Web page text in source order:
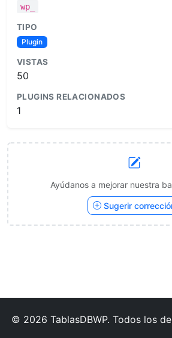
wp_
TIPO
Plugin
VISTAS
50
PLUGINS RELACIONADOS
1
Ayúdanos a mejorar nuestra
Sugerir
© 2026 TablasDBWP. Todos los